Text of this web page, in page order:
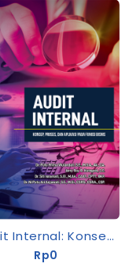
Audit Internal: Konsep, Proses, Dan Aplikasi Pada Fungsi Bisnis
Rp0